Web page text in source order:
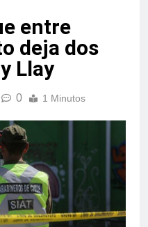
entre
deja dos
Llay
0 1 Minutos